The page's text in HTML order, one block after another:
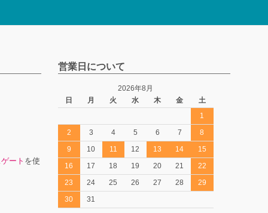
ート を使
営業日について
2026年8月
日
月 火 水 木 金
土
1
2
3 4 5 6 7
8
9
10 11 12 13 14
15
16
17 18 19 20 21
22
23
24 25 26 27 28
29
30
31